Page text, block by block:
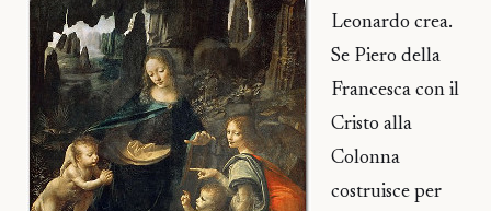
Leonardo crea.
Se Piero della
Francesca con il
Cristo alla
Colonna
costruisce per